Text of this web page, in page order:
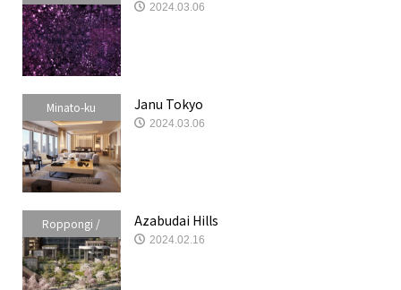
Akasaka /
Azabudai
2024.03.06
Minato-ku Janu Tokyo
2024.03.06
Roppongi /
Akasaka /
Azabudai
Azabudai Hills
2024.02.16